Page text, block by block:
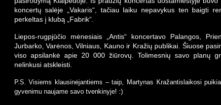
koncertų salėje „Vakaris“, tačiau laiku nepavykus ten baigti
perkeltas į klubą „Fabrik“.
Liepos-rugpjūčio mėnesiais „Antis“ koncertavo Palangos,
Jurbarko, Varėnos, Vilniaus, Kauno ir Kražių publikai. Šiuose
viso apsilankė apie20 000 žiūrovų. Tolimesnių savo planų
nelinkusi atskleisti.
P.S. Visiems klausinėjantiems – taip, Martynas Kražantislaikosi
gyvenimu naujame savo tvenkinyje! :)